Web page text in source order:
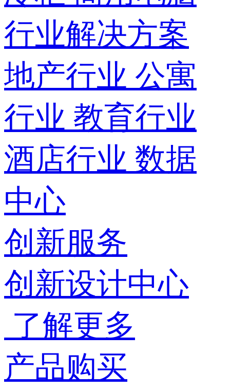
行业解决方案
地产行业 公寓
行业 教育行业
酒店行业 数据
中心
创新服务
创新设计中心
了解更多
产品购买